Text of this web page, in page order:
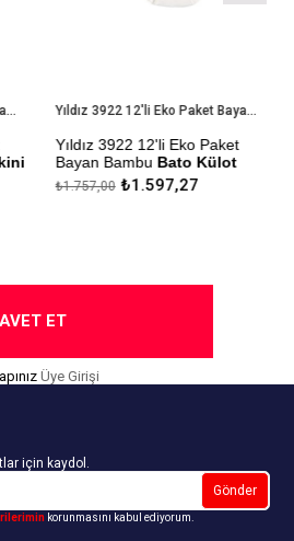
Bayan Bikini Külot Yıldız 3922 12'li Eko Paket Bayan Bambu Bato Külot
Yıldız 3922 12'li Eko Paket
Bayan BambuBato Külot
Çekmezlik Sanfor Testi
₺1.597,27
₺1.757,00
ET
Üye Girişi
için kaydol.
Gönder
korunmasını kabul ediyorum.